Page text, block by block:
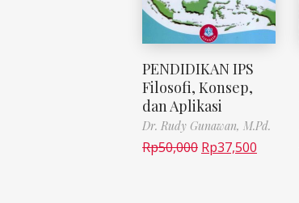
PENDIDIKAN IPS
Filosofi, Konsep,
dan Aplikasi
Dr. Rudy Gunawan, M.Pd.
Rp50,000 Rp37,500